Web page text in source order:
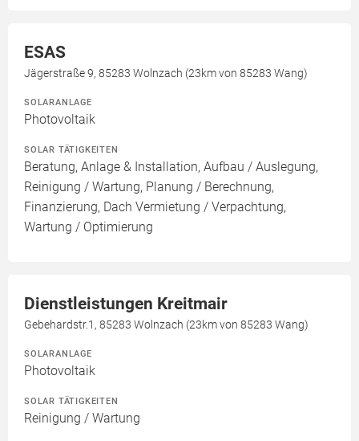
ESAS
Jägerstraße 9, 85283 Wolnzach (23km von 85283 Wang)
SOLARANLAGE
Photovoltaik
SOLAR TÄTIGKEITEN
Beratung, Anlage & Installation, Aufbau / Auslegung,
Reinigung / Wartung, Planung / Berechnung,
Finanzierung, Dach Vermietung / Verpachtung,
Wartung / Optimierung
Dienstleistungen Kreitmair
Gebehardstr.1, 85283 Wolnzach (23km von 85283 Wang)
SOLARANLAGE
Photovoltaik
SOLAR TÄTIGKEITEN
Reinigung / Wartung